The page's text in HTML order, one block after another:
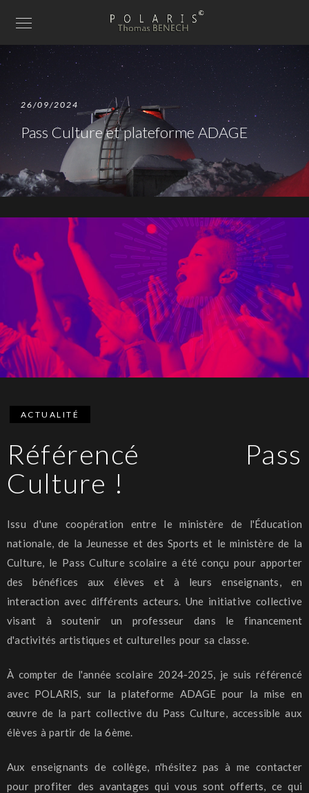
26/09/2024
Pass Culture et plateforme ADAGE
ACTUALITÉ
Référencé Pass
Culture !
Issu d'une coopération entre le ministère de l'Éducation
nationale, de la Jeunesse et des Sports et le ministère de la
Culture, le Pass Culture scolaire a été conçu pour apporter
des bénéfices aux élèves et à leurs enseignants, en
interaction avec différents acteurs. Une initiative collective
visant à soutenir un professeur dans le financement
d'activités artistiques et culturelles pour sa classe.
À compter de l'année scolaire 2024-2025, je suis référencé
avec POLARIS, sur la plateforme ADAGE pour la mise en
œuvre de la part collective du Pass Culture, accessible aux
élèves à partir de la 6ème.
Aux enseignants de collège, n'hésitez pas à me contacter
pour profiter des avantages qui vous sont offerts, ce qui